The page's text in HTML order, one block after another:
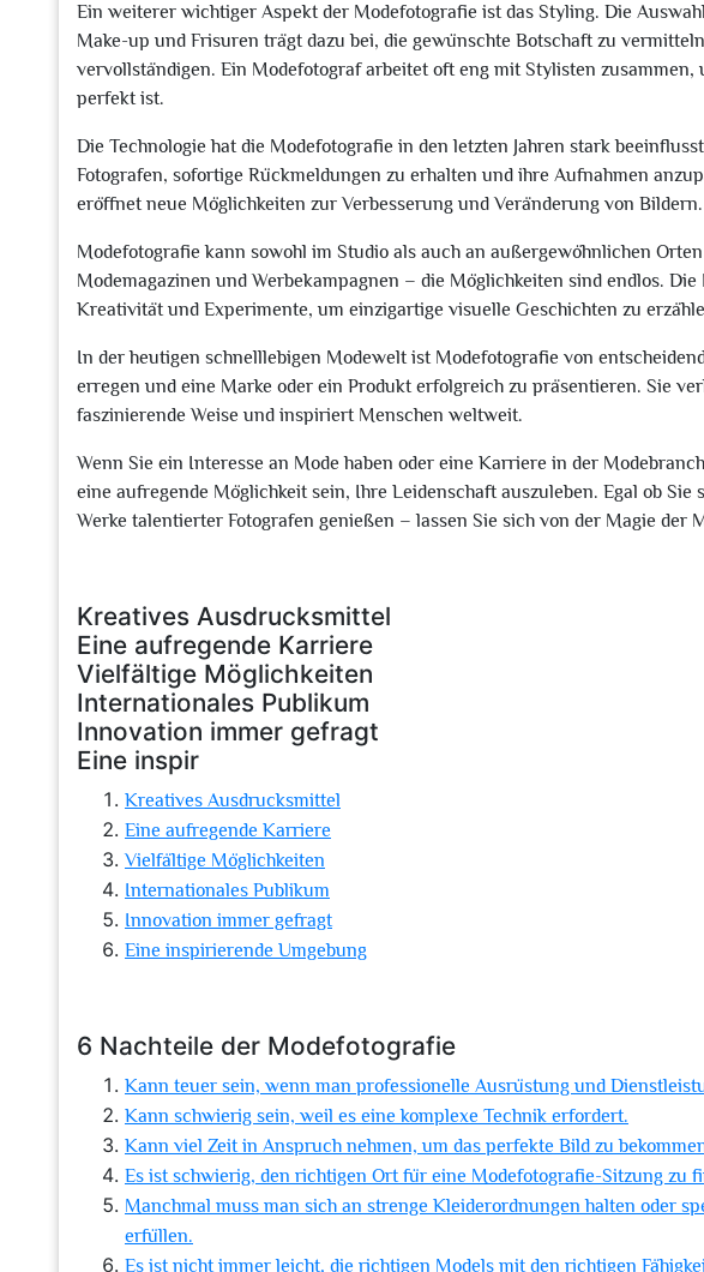
Ein weiterer wichtiger Aspekt der Modefotografie ist das Styling. Die
Make-up und Frisuren trägt dazu bei, die gewünschte Botschaft zu
vervollständigen. Ein Modefotograf arbeitet oft eng mit Stylisten zusammen,
perfekt ist.
Die Technologie hat die Modefotografie in den letzten Jahren stark
Fotografen, sofortige Rückmeldungen zu erhalten und ihre Aufnahmen
eröffnet neue Möglichkeiten zur Verbesserung und Veränderung von Bildern.
Modefotografie kann sowohl im Studio als auch an außergewöhnlichen
Modemagazinen und Werbekampagnen – die Möglichkeiten sind endlos.
Kreativität und Experimente, um einzigartige visuelle Geschichten zu
In der heutigen schnelllebigen Modewelt ist Modefotografie von
erregen und eine Marke oder ein Produkt erfolgreich zu präsentieren. Sie
faszinierende Weise und inspiriert Menschen weltweit.
Wenn Sie ein Interesse an Mode haben oder eine Karriere in der
eine aufregende Möglichkeit sein, Ihre Leidenschaft auszuleben. Egal ob
Werke talentierter Fotografen genießen – lassen Sie sich von der Magie der
Kreatives Ausdrucksmittel
Eine aufregende Karriere
Vielfältige Möglichkeiten
Internationales Publikum
Innovation immer gefragt
Eine inspir
Kreatives Ausdrucksmittel
Eine aufregende Karriere
Vielfältige Möglichkeiten
Internationales Publikum
Innovation immer gefragt
Eine inspirierende Umgebung
6 Nachteile der Modefotografie
Kann teuer sein, wenn man professionelle Ausrüstung und
Kann schwierig sein, weil es eine komplexe Technik erfordert.
Kann viel Zeit in Anspruch nehmen, um das perfekte Bild zu
Es ist schwierig, den richtigen Ort für eine Modefotografie-Sitzung zu
Manchmal muss man sich an strenge Kleiderordnungen halten oder
erfüllen.
Es ist nicht immer leicht, die richtigen Models mit den richtigen